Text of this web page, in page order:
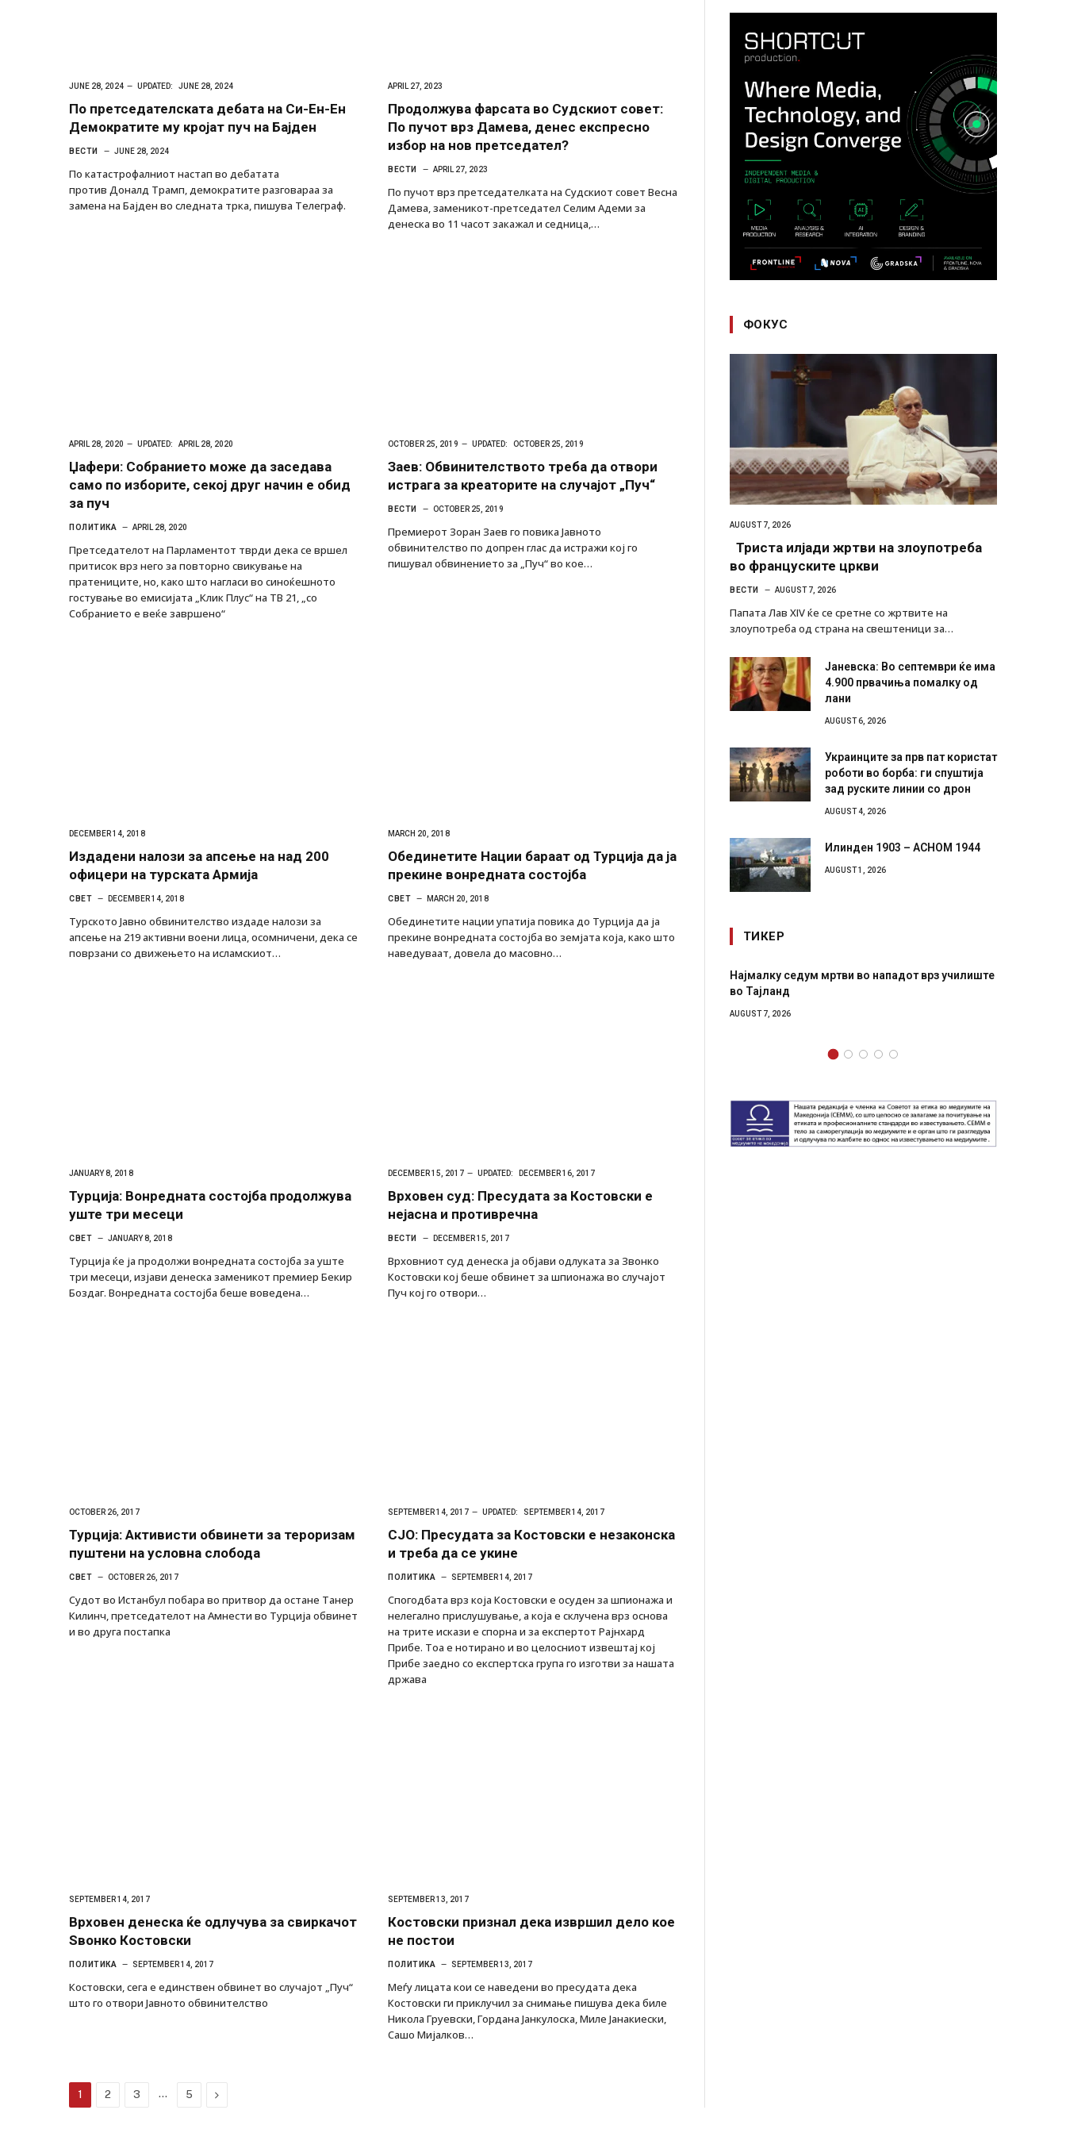
JUNE 28, 2024 UPDATED: JUNE 28, 2024
По претседателската дебата на Си-Ен-Ен
Демократите му кројат пуч на Бајден
ВЕСТИ JUNE 28, 2024
По катастрофалниот настап во дебатата
против Доналд Трамп, демократите разговараа за
замена на Бајден во следната трка, пишува Телеграф.
APRIL 27, 2023
Продолжува фарсата во Судскиот совет:
По пучот врз Дамева, денес експресно
избор на нов претседател?
ВЕСТИ APRIL 27, 2023
По пучот врз претседателката на Судскиот совет Весна
Дамева, заменикот-претседател Селим Адеми за
денеска во 11 часот закажал и седница,…
APRIL 28, 2020 UPDATED: APRIL 28, 2020
Џафери: Собранието може да заседава
само по изборите, секој друг начин е обид
за пуч
ПОЛИТИКА APRIL 28, 2020
Претседателот на Парламентот тврди дека се вршел
притисок врз него за повторно свикување на
пратениците, но, како што нагласи во синоќешното
гостување во емисијата „Клик Плус“ на ТВ 21, „со
Собранието е веќе завршено“
OCTOBER 25, 2019 UPDATED: OCTOBER 25, 2019
Заев: Обвинителството треба да отвори
истрага за креаторите на случајот „Пуч“
ВЕСТИ OCTOBER 25, 2019
Премиерот Зоран Заев го повика Јавното
обвинителство по допрен глас да истражи кој го
пишувал обвинението за „Пуч“ во кое…
DECEMBER 14, 2018
Издадени налози за апсење на над 200
офицери на турската Армија
СВЕТ DECEMBER 14, 2018
Турското Јавно обвинителство издаде налози за
апсење на 219 активни воени лица, осомничени, дека се
поврзани со движењето на исламскиот…
MARCH 20, 2018
Обединетите Нации бараат од Турција да ја
прекине вонредната состојба
СВЕТ MARCH 20, 2018
Обединетите нации упатија повика до Турција да ја
прекине вонредната состојба во земјата која, како што
наведуваат, довела до масовно…
JANUARY 8, 2018
Турција: Вонредната состојба продолжува
уште три месеци
СВЕТ JANUARY 8, 2018
Турција ќе ја продолжи вонредната состојба за уште
три месеци, изјави денеска заменикот премиер Бекир
Боздаг. Вонредната состојба беше воведена…
DECEMBER 15, 2017 UPDATED: DECEMBER 16, 2017
Врховен суд: Пресудата за Костовски е
нејасна и противречна
ВЕСТИ DECEMBER 15, 2017
Врховниот суд денеска ја објави одлуката за Звонко
Костовски кој беше обвинет за шпионажа во случајот
Пуч кој го отвори…
OCTOBER 26, 2017
Турција: Активисти обвинети за тероризам
пуштени на условна слобода
СВЕТ OCTOBER 26, 2017
Судот во Истанбул побара во притвор да остане Танер
Килинч, претседателот на Амнести во Турција обвинет
и во друга постапка
SEPTEMBER 14, 2017 UPDATED: SEPTEMBER 14, 2017
СЈО: Пресудата за Костовски е незаконска
и треба да се укине
ПОЛИТИКА SEPTEMBER 14, 2017
Спогодбата врз која Костовски е осуден за шпионажа и
нелегално прислушување, а која е склучена врз основа
на трите искази е спорна и за експертот Рајнхард
Прибе. Тоа е нотирано и во целосниот извештај кој
Прибе заедно со експертска група го изготви за нашата
држава
SEPTEMBER 14, 2017
Врховен денеска ќе одлучува за свиркачот
Ѕвонко Костовски
ПОЛИТИКА SEPTEMBER 14, 2017
Костовски, сега е единствен обвинет во случајот „Пуч“
што го отвори Јавното обвинителство
SEPTEMBER 13, 2017
Костовски признал дека извршил дело кое
не постои
ПОЛИТИКА SEPTEMBER 13, 2017
Меѓу лицата кои се наведени во пресудата дека
Костовски ги приклучил за снимање пишува дека биле
Никола Груевски, Гордана Јанкулоска, Миле Јанакиески,
Сашо Мијалков…
1 2 3 … 5 Next
ФОКУС
AUGUST 7, 2026
Триста илјади жртви на злоупотреба
во француските цркви
ВЕСТИ AUGUST 7, 2026
Папата Лав XIV ќе се сретне со жртвите на
злоупотреба од страна на свештеници за…
Јаневска: Во септември ќе има
4.900 првачиња помалку од
лани
AUGUST 6, 2026
Украинците за прв пат користат
роботи во борба: ги спуштија
зад руските линии со дрон
AUGUST 4, 2026
Илинден 1903 – АСНОМ 1944
AUGUST 1, 2026
ТИКЕР
СОЗИС: Украинците повеќе им веруваат на
генералите отколку на Зеленски
AUGUST 7, 2026